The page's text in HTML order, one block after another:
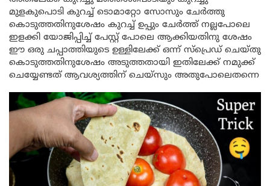
മുളകുപൊടി കുറച്ച് ടൊമാറ്റോ സോസും ചേർത്തു
കൊടുത്തതിനുശേഷം കുറച്ച് ഉപ്പും ചേർത്ത് നല്ലപോലെ
ഇളക്കി യോജിപ്പിച്ച് പേസ്റ്റ് പോലെ ആക്കിയതിനു ശേഷം
ഈ ഒരു ചപ്പാത്തിയുടെ ഉള്ളിലേക്ക് ഒന്ന് സ്പ്രെഡ് ചെയ്തു
കൊടുത്തതിനുശേഷം അടുത്തതായി ഇതിലേക്ക് നമുക്ക്
ചെയ്യേണ്ടത് ആവശ്യത്തിന് ചെയ്സും അതുപോലെതന്നെ